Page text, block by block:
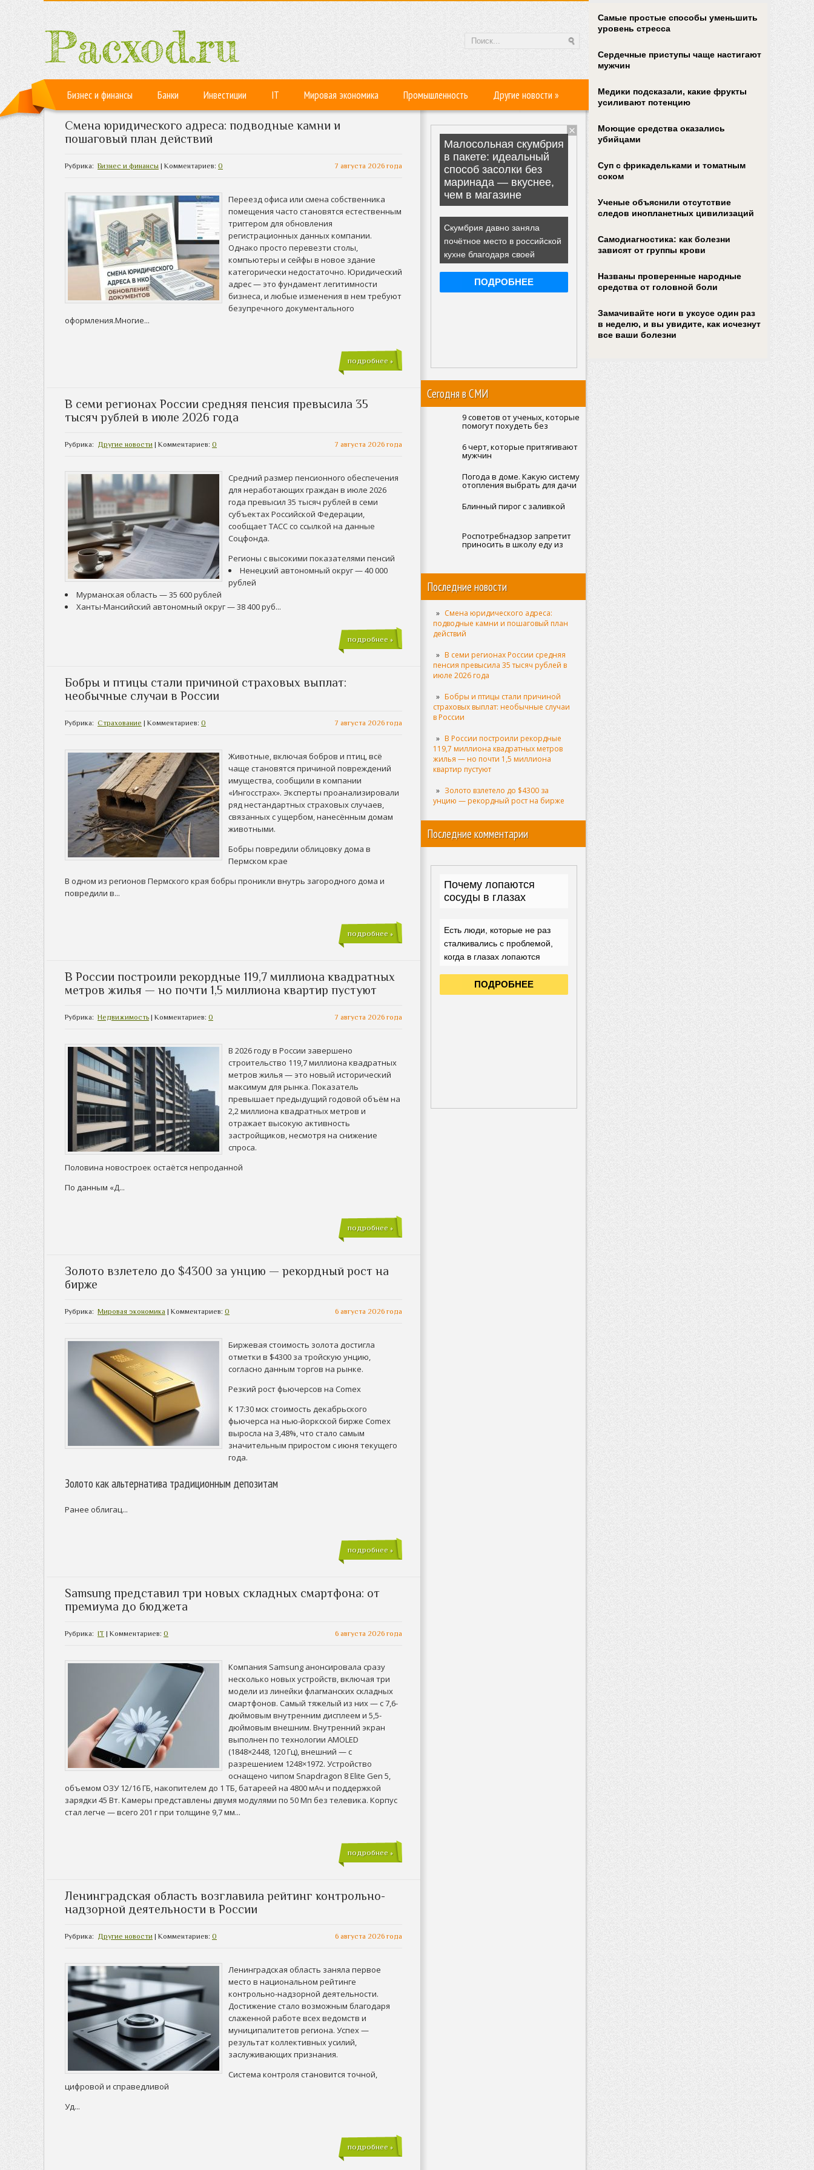
Бизнес и финансы Банки Инвестиции IT Мировая экономика Промышленность Другие новости »
Сегодня в СМИ
9 советов от ученых, которые
помогут похудеть без
изнурительных диет
6 черт, которые притягивают
мужчин
Погода в доме. Какую систему
отопления выбрать для дачи
Блинный пирог с заливкой
Роспотребнадзор запретит
приносить в школу еду из
дома
Последние новости
Смена юридического адреса:
подводные камни и пошаговый план
действий
В семи регионах России средняя
пенсия превысила 35 тысяч рублей в
июле 2026 года
Бобры и птицы стали причиной
страховых выплат: необычные случаи
в России
В России построили рекордные
119,7 миллиона квадратных метров
жилья — но почти 1,5 миллиона
квартир пустуют
Золото взлетело до $4300 за
унцию — рекордный рост на бирже
Последние комментарии
Смена юридического адреса: подводные камни и
пошаговый план действий
7 августа 2026 года
Рубрика: Бизнес и финансы | Комментариев: 0
Переезд офиса или смена собственника
помещения часто становятся естественным
триггером для обновления
регистрационных данных компании.
Однако просто перевезти столы,
компьютеры и сейфы в новое здание
категорически недостаточно. Юридический
адрес — это фундамент легитимности
бизнеса, и любые изменения в нем требуют
безупречного документального
оформления.Многие...
подробнее »
В семи регионах России средняя пенсия превысила 35
тысяч рублей в июле 2026 года
7 августа 2026 года
Рубрика: Другие новости | Комментариев: 0
Средний размер пенсионного обеспечения
для неработающих граждан в июле 2026
года превысил 35 тысяч рублей в семи
субъектах Российской Федерации,
сообщает ТАСС со ссылкой на данные
Соцфонда.
Регионы с высокими показателями пенсий
Ненецкий автономный округ — 40 000
рублей
Мурманская область — 35 600 рублей
Ханты-Мансийский автономный округ — 38 400 руб...
подробнее »
Бобры и птицы стали причиной страховых выплат:
необычные случаи в России
7 августа 2026 года
Рубрика: Страхование | Комментариев: 0
Животные, включая бобров и птиц, всё
чаще становятся причиной повреждений
имущества, сообщили в компании
«Ингосстрах». Эксперты проанализировали
ряд нестандартных страховых случаев,
связанных с ущербом, нанесённым домам
животными.
Бобры повредили облицовку дома в
Пермском крае
В одном из регионов Пермского края бобры проникли внутрь загородного дома и
повредили в...
подробнее »
В России построили рекордные 119,7 миллиона квадратных
метров жилья — но почти 1,5 миллиона квартир пустуют
7 августа 2026 года
Рубрика: Недвижимость | Комментариев: 0
В 2026 году в России завершено
строительство 119,7 миллиона квадратных
метров жилья — это новый исторический
максимум для рынка. Показатель
превышает предыдущий годовой объём на
2,2 миллиона квадратных метров и
отражает высокую активность
застройщиков, несмотря на снижение
спроса.
Половина новостроек остаётся непроданной
По данным «Д...
подробнее »
Золото взлетело до $4300 за унцию — рекордный рост на
бирже
6 августа 2026 года
Рубрика: Мировая экономика | Комментариев: 0
Биржевая стоимость золота достигла
отметки в $4300 за тройскую унцию,
согласно данным торгов на рынке.
Резкий рост фьючерсов на Comex
К 17:30 мск стоимость декабрьского
фьючерса на нью-йоркской бирже Comex
выросла на 3,48%, что стало самым
значительным приростом с июня текущего
года.
Золото как альтернатива традиционным депозитам
Ранее облигац...
подробнее »
Samsung представил три новых складных смартфона: от
премиума до бюджета
6 августа 2026 года
Рубрика: IT | Комментариев: 0
Компания Samsung анонсировала сразу
несколько новых устройств, включая три
модели из линейки флагманских складных
смартфонов. Самый тяжелый из них — с 7,6-
дюймовым внутренним дисплеем и 5,5-
дюймовым внешним. Внутренний экран
выполнен по технологии AMOLED
(1848×2448, 120 Гц), внешний — с
разрешением 1248×1972. Устройство
оснащено чипом Snapdragon 8 Elite Gen 5,
объемом ОЗУ 12/16 ГБ, накопителем до 1 ТБ, батареей на 4800 мАч и поддержкой
зарядки 45 Вт. Камеры представлены двумя модулями по 50 Мп без телевика. Корпус
стал легче — всего 201 г при толщине 9,7 мм...
подробнее »
Ленинградская область возглавила рейтинг контрольно-
надзорной деятельности в России
6 августа 2026 года
Рубрика: Другие новости | Комментариев: 0
Ленинградская область заняла первое
место в национальном рейтинге
контрольно-надзорной деятельности.
Достижение стало возможным благодаря
слаженной работе всех ведомств и
муниципалитетов региона. Успех —
результат коллективных усилий,
заслуживающих признания.
Система контроля становится точной,
цифровой и справедливой
Уд...
подробнее »
Самые простые способы уменьшить
уровень стресса
Сердечные приступы чаще настигают
мужчин
Медики подсказали, какие фрукты
усиливают потенцию
Моющие средства оказались
убийцами
Суп с фрикадельками и томатным
соком
Ученые объяснили отсутствие
следов инопланетных цивилизаций
Самодиагностика: как болезни
зависят от группы крови
Названы проверенные народные
средства от головной боли
Замачивайте ноги в уксусе один раз
в неделю, и вы увидите, как исчезнут
все ваши болезни